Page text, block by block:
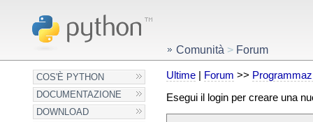
COS'È PYTHON
DOCUMENTAZIONE
DOWNLOAD
Comunità > Forum
Ultime| Forum >>
Esegui il login per creare una